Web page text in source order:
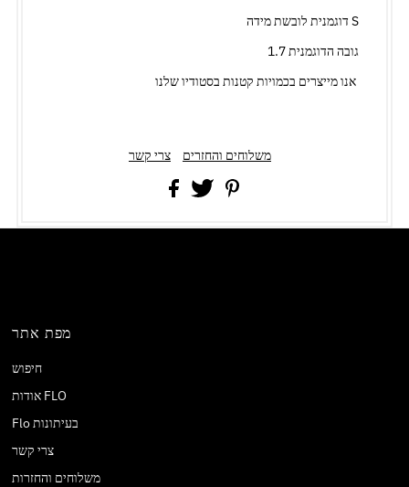
דוגמנית לובשת מידה S
גובה הדוגמנית 1.7
אנו מייצרים בכמויות קטנות בסטודיו שלנו
צרי קשר משלוחים והחזרים
מפת אתר
חיפוש
אודות FLO
Flo בעיתונות
צרי קשר
משלוחים והחזרות